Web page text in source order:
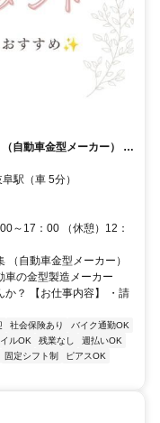
駅（車 5分）
～17：00 （休憩）12：
自動車金型メーカー）
車の金型製造メーカー
か？ 【お仕事内容】 ・請
社会保険あり
バイク通勤OK
ルOK 残業なし
週払いOK
固定シフト制
ピアスOK